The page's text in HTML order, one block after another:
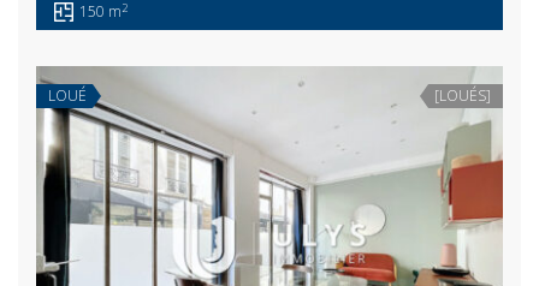
150 m2
LOUÉ [LOUÉS]